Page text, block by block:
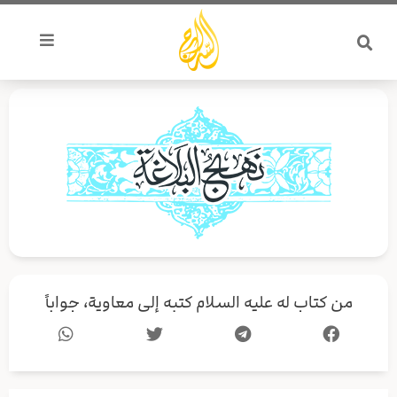
تخطي
المحتوى
من كتاب له عليه السلام كتبه إلى معاوية، جواباً